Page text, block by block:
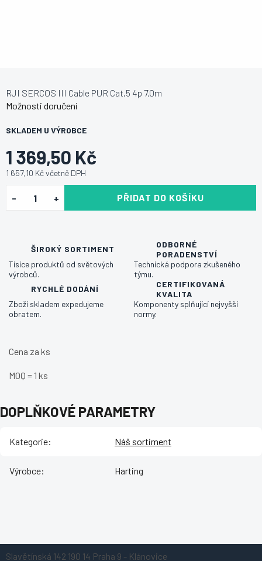
1 369,50 Kč
1 657,10 Kč včetně DPH
SKLADEM U VÝROBCE
Možnosti doručení
PŘIDAT DO KOŠÍKU
RJI SERCOS III Cable PUR Cat.5 4p 7,0m
ŠIROKÝ SORTIMENT
Tisíce produktů od světových
výrobců.
ODBORNÉ
PORADENSTVÍ
Technická podpora zkušeného
týmu.
RYCHLÉ DODÁNÍ
Zboží skladem expedujeme
obratem.
CERTIFIKOVANÁ
KVALITA
Komponenty splňující nejvyšší
normy.
Cena za ks
MOQ = 1 ks
DOPLŇKOVÉ PARAMETRY
Kategorie: Náš sortiment
Výrobce: Harting
Slavětínská 142 190 14 Praha 9 - Klánovice